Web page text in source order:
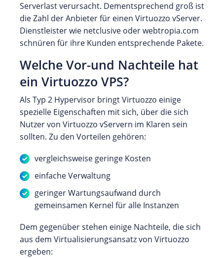
Serverlast verursacht. Dementsprechend groß ist
die Zahl der Anbieter für einen Virtuozzo vServer.
Dienstleister wie netclusive oder webtropia.com
schnüren für ihre Kunden entsprechende Pakete.
Welche Vor-und Nachteile hat
ein Virtuozzo VPS?
Als Typ 2 Hypervisor bringt Virtuozzo einige
spezielle Eigenschaften mit sich, über die sich
Nutzer von Virtuozzo vServern im Klaren sein
sollten. Zu den Vorteilen gehören:
vergleichsweise geringe Kosten
einfache Verwaltung
geringer Wartungsaufwand durch
gemeinsamen Kernel für alle Instanzen
Dem gegenüber stehen einige Nachteile, die sich
aus dem Virtualisierungsansatz von Virtuozzo
ergeben: